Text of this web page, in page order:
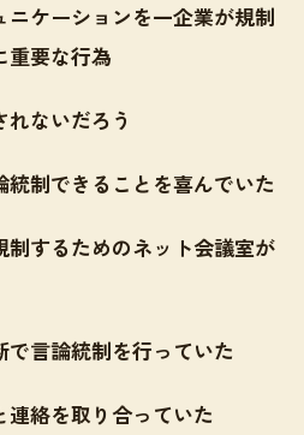
ニケーションを一企業が規制
重要な行為
れないだろう
統制できることを喜んでいた
制するためのネット会議室が
で言論統制を行っていた
連絡を取り合っていた